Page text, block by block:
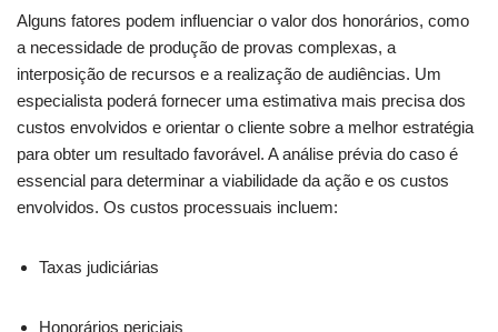
Alguns fatores podem influenciar o valor dos honorários, como
a necessidade de produção de provas complexas, a
interposição de recursos e a realização de audiências. Um
especialista poderá fornecer uma estimativa mais precisa dos
custos envolvidos e orientar o cliente sobre a melhor estratégia
para obter um resultado favorável. A análise prévia do caso é
essencial para determinar a viabilidade da ação e os custos
envolvidos. Os custos processuais incluem:
Taxas judiciárias
Honorários periciais